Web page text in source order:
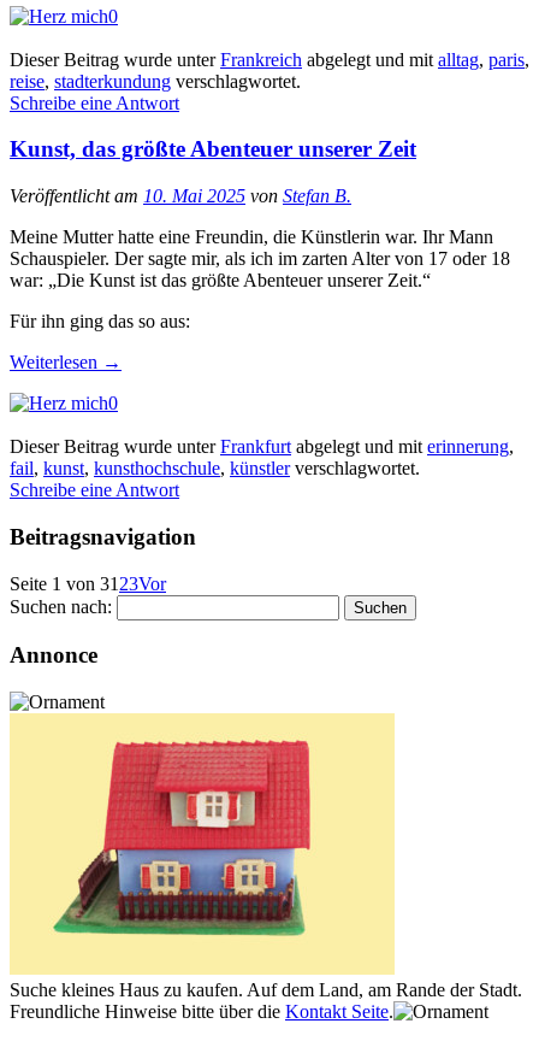
0
Dieser Beitrag wurde unterFrankreich abgelegt und mit alltag, paris,
reise, stadterkundung verschlagwortet.
Schreibe eine Antwort
Kunst, das größte Abenteuer unserer Zeit
Veröffentlicht am 10. Mai 2025 von Stefan B.
Meine Mutter hatte eine Freundin, die Künstlerin war. Ihr Mann
Schauspieler. Der sagte mir, als ich im zarten Alter von 17 oder 18
war: „Die Kunst ist das größte Abenteuer unserer Zeit.“
Für ihn ging das so aus:
Weiterlesen →
0
Dieser Beitrag wurde unterFrankfurt abgelegt und mit erinnerung,
fail, kunst, kunsthochschule, künstlerverschlagwortet.
Schreibe eine Antwort
Beitragsnavigation
Seite 1 von 31 23Vor
Suchen nach:
Annonce
Suche kleines Haus zu kaufen. Auf dem Land, am Rande der Stadt.
Freundliche Hinweise bitte über die Kontakt Seite.